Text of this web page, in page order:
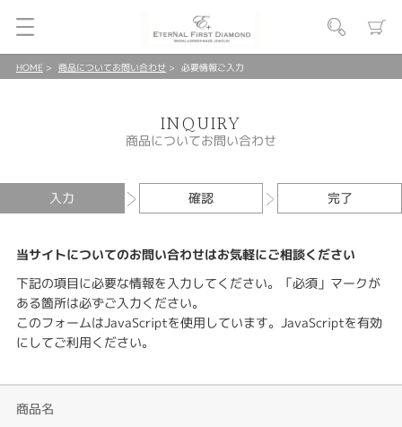
HOME 商品についてお問い合わせ 必要情報ご入力
INQUIRY
商品についてお問い合わせ
入力 確認 完了
当サイトについてのお問い合わせはお気軽にご相談ください
下記の項目に必要な情報を入力してください。「必須」マークが
ある箇所は必ずご入力ください。
このフォームはJavaScriptを使用しています。JavaScriptを有効
にしてご利用ください。
商品名